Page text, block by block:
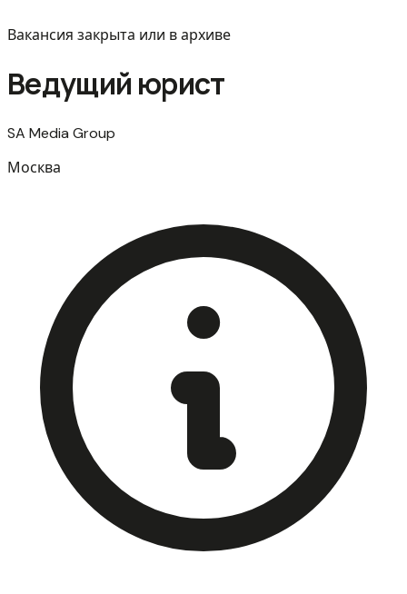
Вакансия закрыта или в архиве
Ведущий юрист
SA Media Group
Москва